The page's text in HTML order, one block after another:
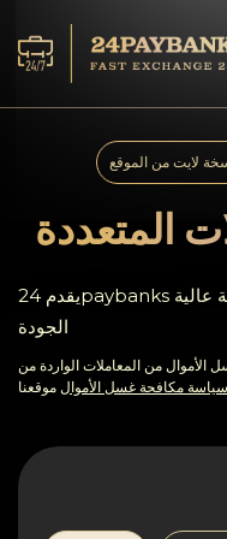
الخدمات
افاحتٍاظٍات
ففشر?اء
آراء
اف?نالٍل
المتعددة
لايت من الموقع
يقدم 24paybanks خدمات تحويل الأموال الإلكترونية الدولية عالية
الجودة
الأموال من المعاملات الواردة من
سياسة مكافحة غسل الأموال موقعنا